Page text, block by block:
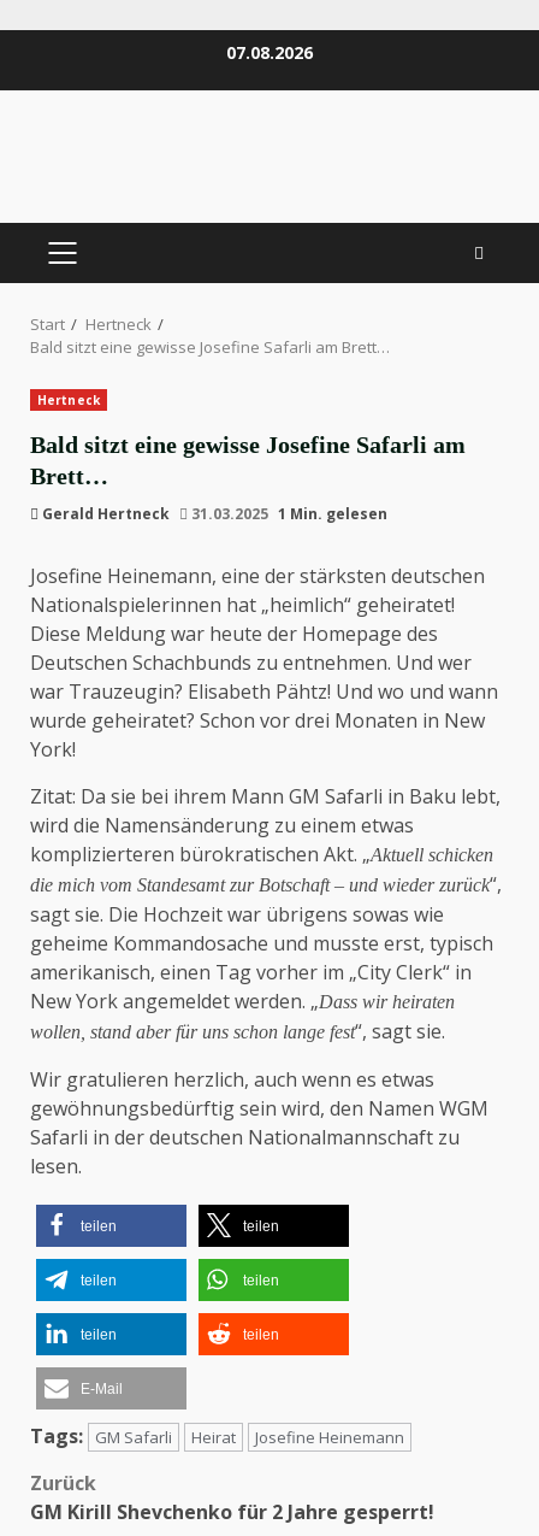
07.08.2026
PRIMÄRES
Start
Hertneck
Bald sitzt eine gewisse Josefine Safarli am Brett…
Hertneck
Bald sitzt eine gewisse Josefine Safarli am
Brett…
Gerald Hertneck 31.03.2025 1 Min. gelesen
Josefine Heinemann, eine der stärksten deutschen
Nationalspielerinnen hat „heimlich“ geheiratet!
Diese Meldung war heute der Homepage des
Deutschen Schachbunds zu entnehmen. Und wer
war Trauzeugin? Elisabeth Pähtz! Und wo und wann
wurde geheiratet? Schon vor drei Monaten in New
York!
Zitat: Da sie bei ihrem Mann GM Safarli in Baku lebt,
wird die Namensänderung zu einem etwas
komplizierteren bürokratischen Akt. „Aktuell schicken
die mich vom Standesamt zur Botschaft – und wieder zurück“,
sagt sie. Die Hochzeit war übrigens sowas wie
geheime Kommandosache und musste erst, typisch
amerikanisch, einen Tag vorher im „City Clerk“ in
New York angemeldet werden. „Dass wir heiraten
wollen, stand aber für uns schon lange fest“, sagt sie.
Wir gratulieren herzlich, auch wenn es etwas
gewöhnungsbedürftig sein wird, den Namen WGM
Safarli in der deutschen Nationalmannschaft zu
lesen.
teilen teilen
teilen teilen
teilen teilen
E-Mail
Tags: GM Safarli Heirat Josefine Heinemann
Beitragsnavigation
Zurück
GM Kirill Shevchenko für 2 Jahre gesperrt!